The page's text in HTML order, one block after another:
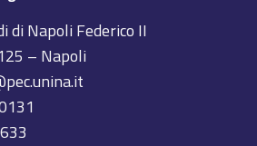
di Napoli Federico II
– Napoli